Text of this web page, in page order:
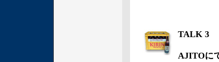
TALK 3
AJITO